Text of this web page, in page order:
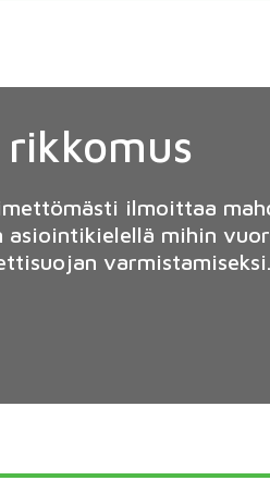
ilmoittaa
mihin
varmistamiseksi.